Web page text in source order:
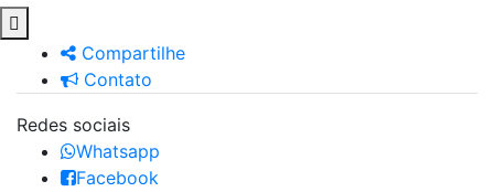
Compartilhe
Contato
Redes sociais
Whatsapp
Facebook